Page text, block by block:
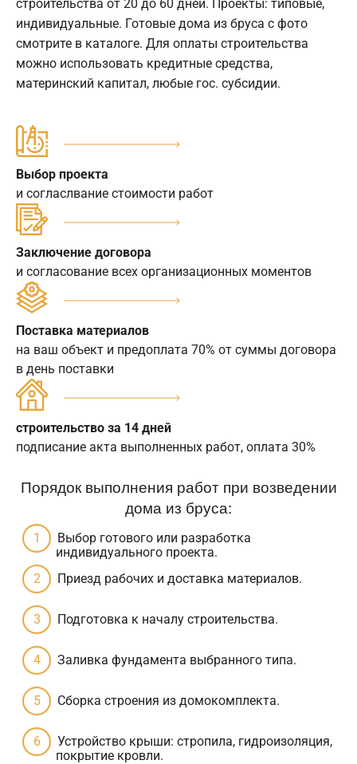
строительства от 20 до 60 дней. Проекты: типовые,
индивидуальные. Готовые дома из бруса с фото
смотрите в каталоге. Для оплаты строительства
можно использовать кредитные средства,
материнский капитал, любые гос. субсидии.
Выбор проекта
и согласлвание стоимости работ
Заключение договора
и согласование всех организационных моментов
Поставка материалов
на ваш объект и предоплата 70% от суммы договора
в день поставки
строительство за 14 дней
подписание акта выполненных работ, оплата 30%
Порядок выполнения работ при возведении
дома из бруса:
Выбор готового или разработка
индивидуального проекта.
Приезд рабочих и доставка материалов.
Подготовка к началу строительства.
Заливка фундамента выбранного типа.
Сборка строения из домокомплекта.
Устройство крыши: стропила, гидроизоляция,
покрытие кровли.